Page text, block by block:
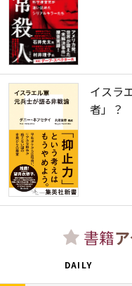
イスラ
者」？
書籍
DAILY